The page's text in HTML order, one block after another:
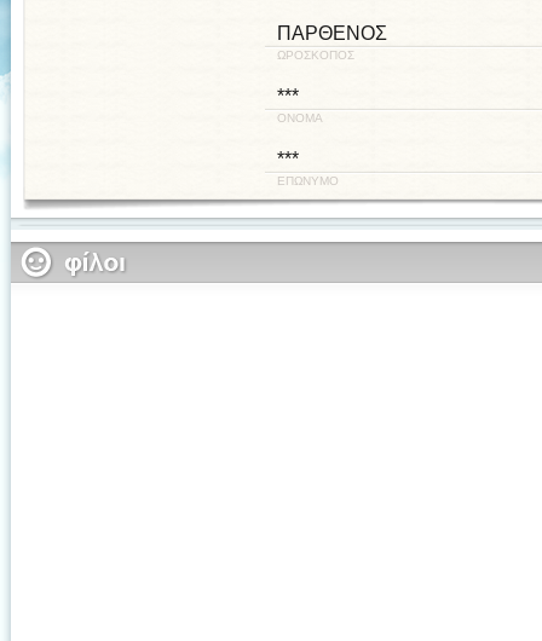
ΠΑΡΘΕΝΟΣ
ΩΡΟΣΚΟΠΟΣ
***
ΟΝΟΜΑ
***
ΕΠΩΝΥΜΟ